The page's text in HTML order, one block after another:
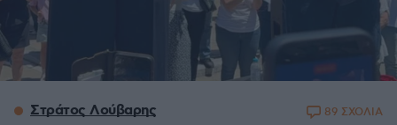
Στράτος Λούβαρης 89 ΣΧΟΛΙΑ